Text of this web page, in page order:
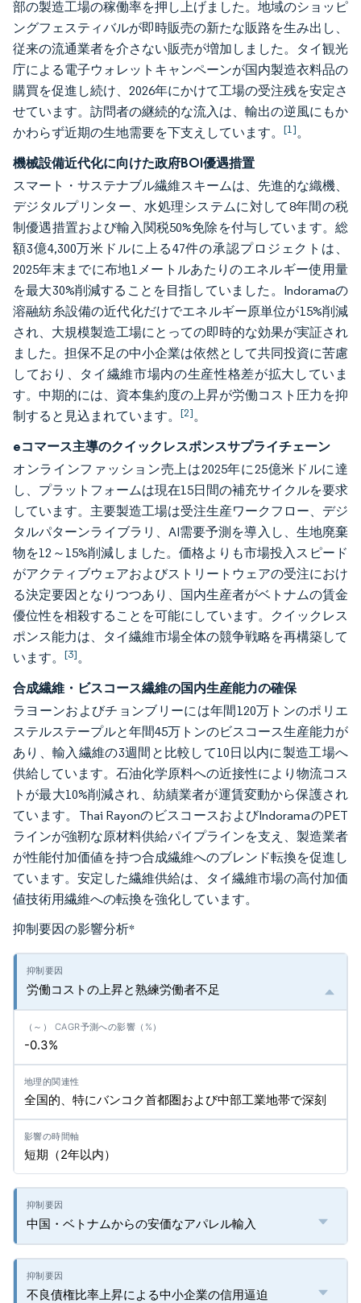
部の製造工場の稼働率を押し上げました。地域のショッピ
ングフェスティバルが即時販売の新たな販路を生み出し、
従来の流通業者を介さない販売が増加しました。タイ観光
庁による電子ウォレットキャンペーンが国内製造衣料品の
購買を促進し続け、2026年にかけて工場の受注残を安定さ
せています。訪問者の継続的な流入は、輸出の逆風にもか
かわらず近期の生地需要を下支えしています。 [1]。
機械設備近代化に向けた政府BOI優遇措置
スマート・サステナブル繊維スキームは、先進的な織機、
デジタルプリンター、水処理システムに対して8年間の税
制優遇措置および輸入関税50%免除を付与しています。総
額3億4,300万米ドルに上る47件の承認プロジェクトは、
2025年末までに布地1メートルあたりのエネルギー使用量
を最大30%削減することを目指していました。Indoramaの
溶融紡糸設備の近代化だけでエネルギー原単位が15%削減
され、大規模製造工場にとっての即時的な効果が実証され
ました。担保不足の中小企業は依然として共同投資に苦慮
しており、タイ繊維市場内の生産性格差が拡大していま
す。中期的には、資本集約度の上昇が労働コスト圧力を抑
制すると見込まれています。 [2]。
eコマース主導のクイックレスポンスサプライチェーン
オンラインファッション売上は2025年に25億米ドルに達
し、プラットフォームは現在15日間の補充サイクルを要求
しています。主要製造工場は受注生産ワークフロー、デジ
タルパターンライブラリ、AI需要予測を導入し、生地廃棄
物を12～15%削減しました。価格よりも市場投入スピード
がアクティブウェアおよびストリートウェアの受注におけ
る決定要因となりつつあり、国内生産者がベトナムの賃金
優位性を相殺することを可能にしています。クイックレス
ポンス能力は、タイ繊維市場全体の競争戦略を再構築して
います。 [3]。
合成繊維・ビスコース繊維の国内生産能力の確保
ラヨーンおよびチョンブリーには年間120万トンのポリエ
ステルステープルと年間45万トンのビスコース生産能力が
あり、輸入繊維の3週間と比較して10日以内に製造工場へ
供給しています。石油化学原料への近接性により物流コス
トが最大10%削減され、紡績業者が運賃変動から保護され
ています。Thai RayonのビスコースおよびIndoramaのPET
ラインが強靭な原材料供給パイプラインを支え、製造業者
が性能付加価値を持つ合成繊維へのブレンド転換を促進し
ています。安定した繊維供給は、タイ繊維市場の高付加価
値技術用繊維への転換を強化しています。
抑制要因の影響分析*
労働コストの上昇と熟練労働者不足
-0.3%
全国的、特にバンコク首都圏および中部工業地帯で深刻
短期（2年以内）
中国・ベトナムからの安価なアパレル輸入
不良債権比率上昇による中小企業の信用逼迫